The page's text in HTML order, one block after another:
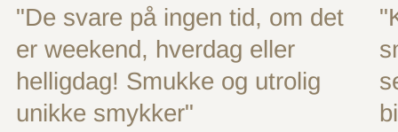
"De svare på ingen tid, om det
er weekend, hverdag eller
helligdag! Smukke og utrolig
unikke smykker"